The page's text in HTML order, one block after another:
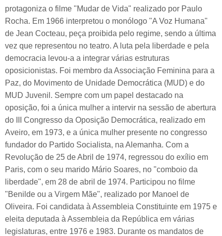
protagoniza o filme "Mudar de Vida" realizado por Paulo
Rocha. Em 1966 interpretou o monólogo "A Voz Humana"
de Jean Cocteau, peça proibida pelo regime, sendo a última
vez que representou no teatro. A luta pela liberdade e pela
democracia levou-a a integrar várias estruturas
oposicionistas. Foi membro da Associação Feminina para a
Paz, do Movimento de Unidade Democrática (MUD) e do
MUD Juvenil. Sempre com um papel destacado na
oposição, foi a única mulher a intervir na sessão de abertura
do III Congresso da Oposição Democrática, realizado em
Aveiro, em 1973, e a única mulher presente no congresso
fundador do Partido Socialista, na Alemanha. Com a
Revolução de 25 de Abril de 1974, regressou do exílio em
Paris, com o seu marido Mário Soares, no "comboio da
liberdade", em 28 de abril de 1974. Participou no filme
"Benilde ou a Virgem Mãe", realizado por Manoel de
Oliveira. Foi candidata à Assembleia Constituinte em 1975 e
eleita deputada à Assembleia da República em várias
legislaturas, entre 1976 e 1983. Durante os mandatos de